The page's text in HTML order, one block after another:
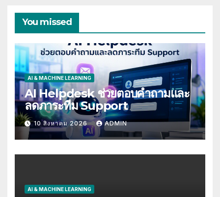
You missed
AI & MACHINE LEARNING
AI Helpdesk ช่วยตอบคำถามและ
ลดภาระทีม Support
10 สิงหาคม 2026 ADMIN
AI & MACHINE LEARNING